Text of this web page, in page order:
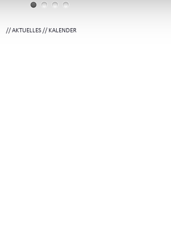
//AKTUELLES// KALENDER